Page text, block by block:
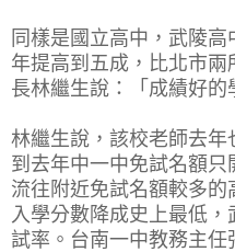
同樣是國立高中，武陵
年提高到五成，比北市
長林繼生說：「成績好的
林繼生說，該校老師去
到去年中一中免試名額
流往附近免試名額較多
入學分數降成史上最低
試率。台南一中教務主